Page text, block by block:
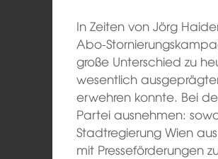
In Zeiten von Jörg
Abo-
große Unterschied zu
wesentlich
erwehren konnte. Bei
Partei ausnehmen:
Stadtregierung Wien
mit Presseförderungen